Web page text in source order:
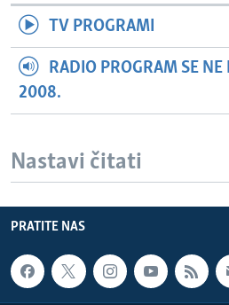
TV PROGRAMI
RADIO PROGRAM SE NE
2008.
Nastavi čitati
PRATITE NAS